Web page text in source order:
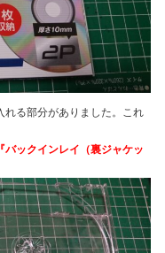
れる部分がありました。これ
『バックインレイ（裏ジャケッ